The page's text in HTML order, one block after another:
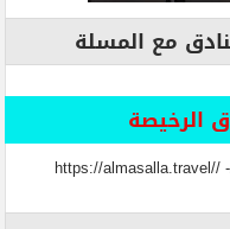
مع المسلة
الرخيصة
https://almasalla.travel//